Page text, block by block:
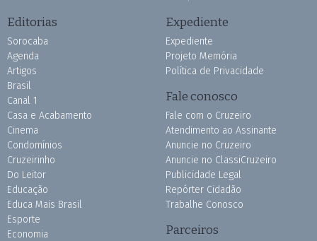
Editorias
Sorocaba
Agenda
Artigos
Brasil
Canal 1
Casa e Acabamento
Cinema
Condomínios
Cruzeirinho
Do Leitor
Educação
Educa Mais Brasil
Esporte
Economia
Expediente
Expediente
Projeto Memória
Política de Privacidade
Fale conosco
Fale com o Cruzeiro
Atendimento ao Assinante
Anuncie no Cruzeiro
Anuncie no ClassiCruzeiro
Publicidade Legal
Repórter Cidadão
Trabalhe Conosco
Parceiros